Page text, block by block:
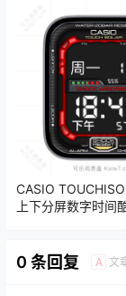
CASIO
上下分屏数字时间
0 条回复 A 文